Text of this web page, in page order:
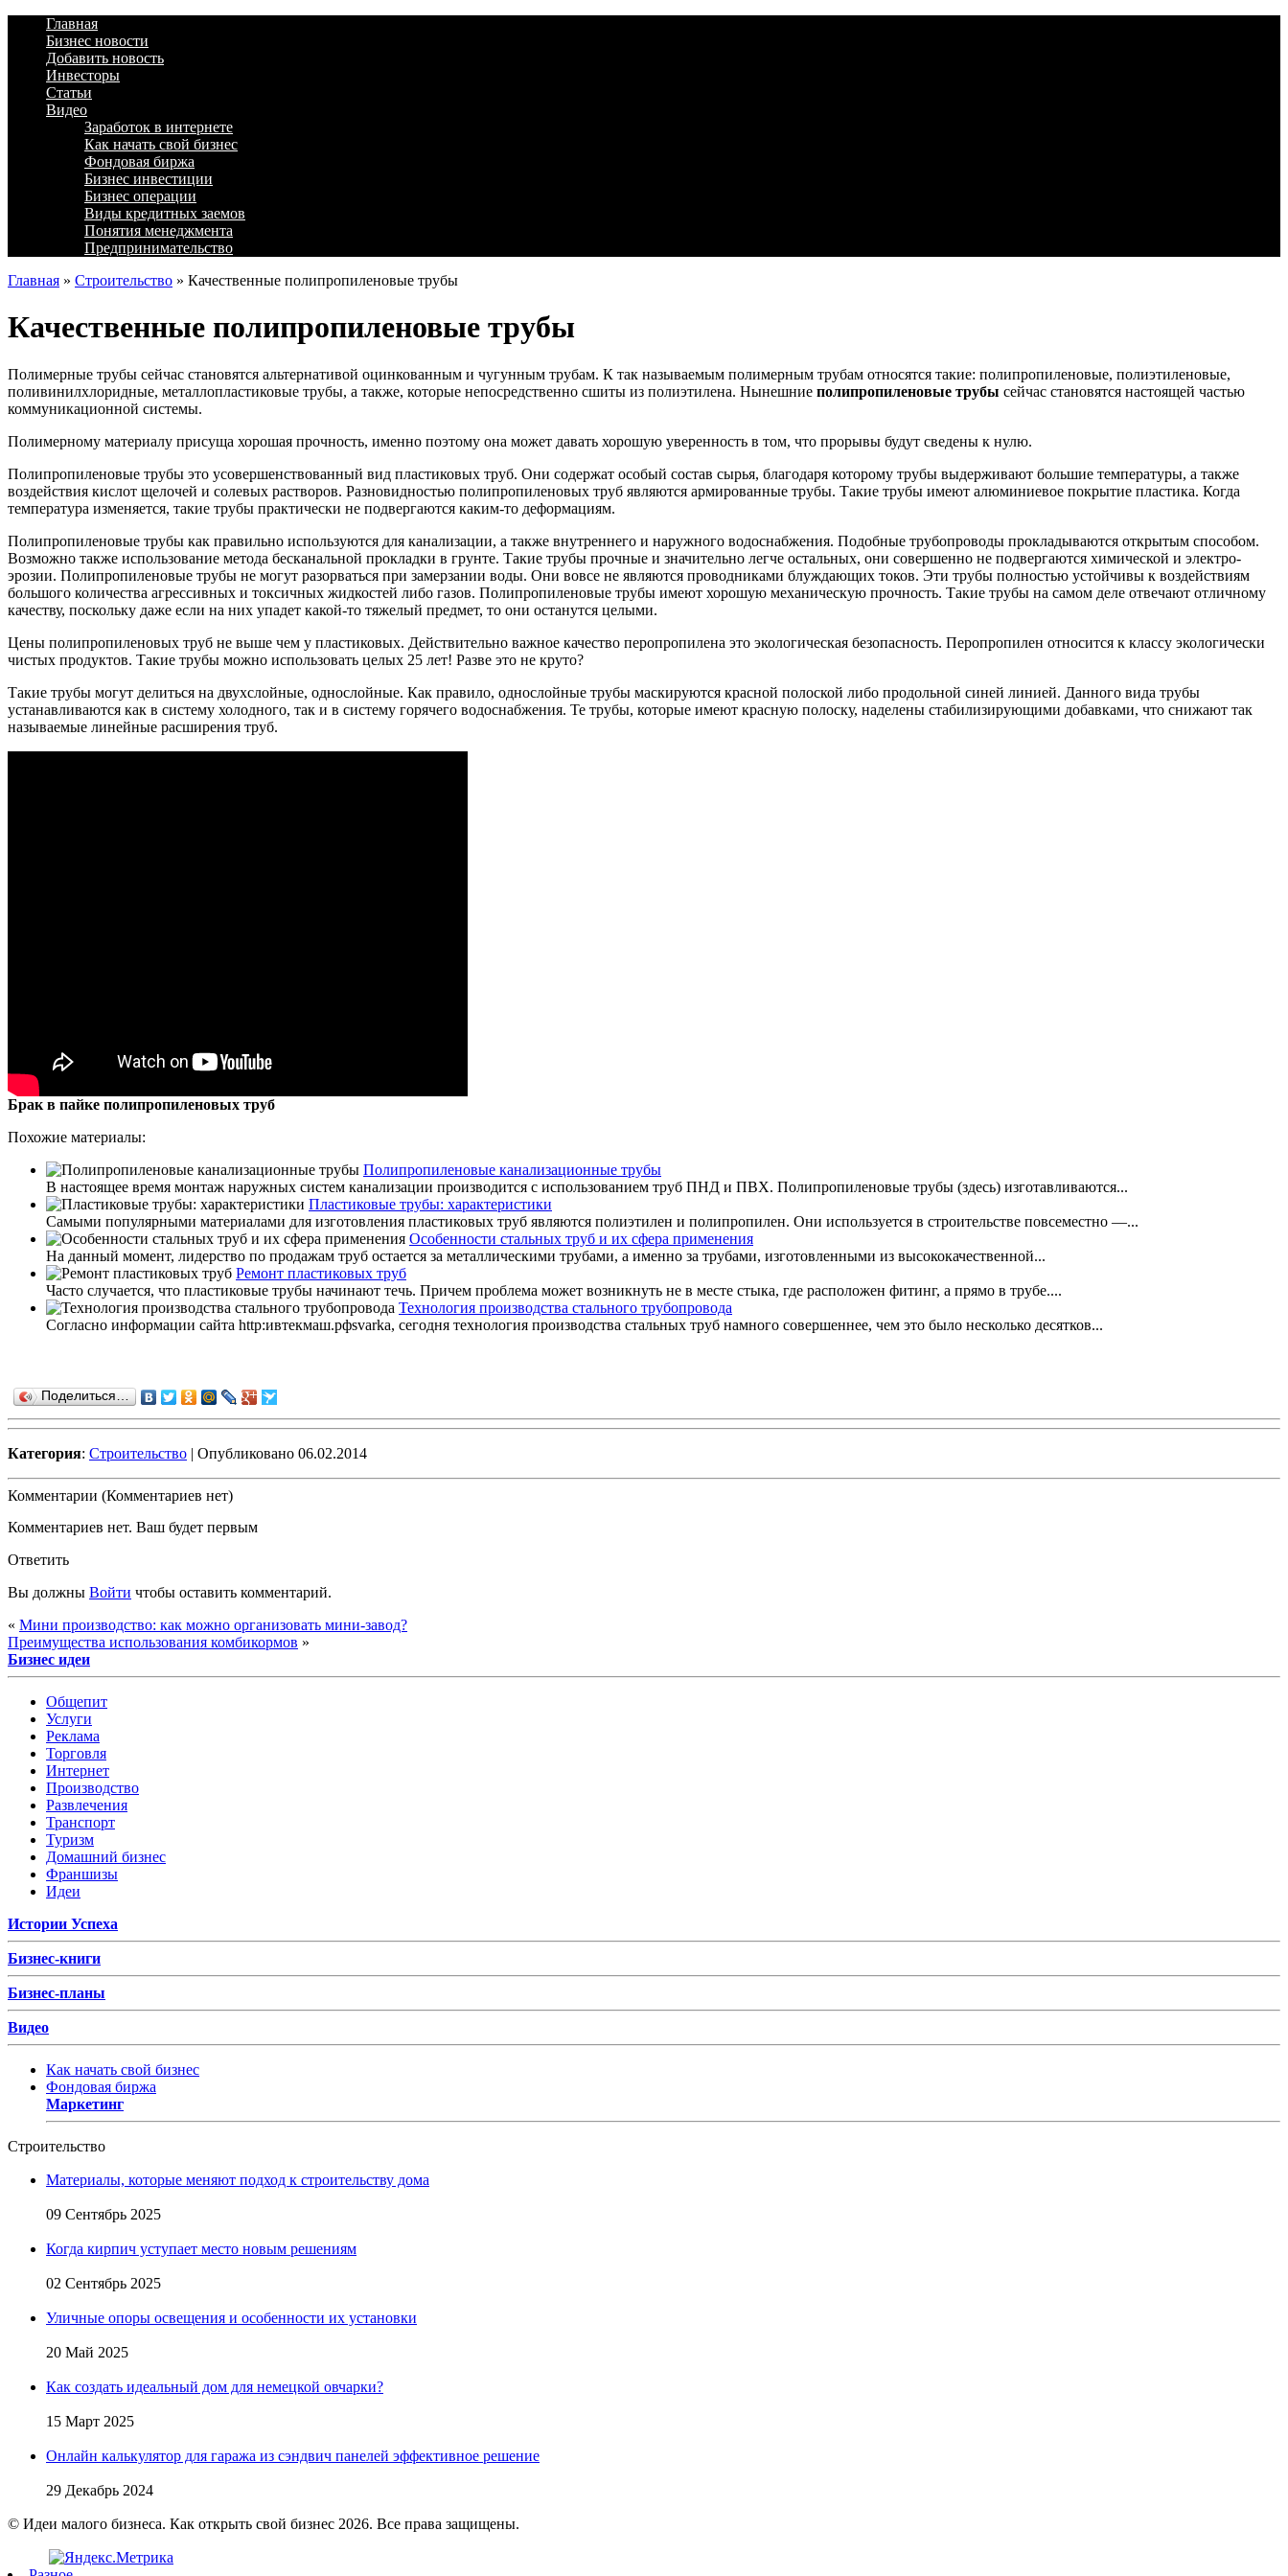
Главная
Бизнес новости
Добавить новость
Инвесторы
Статьи
Видео
Заработок в интернете
Как начать свой бизнес
Фондовая биржа
Бизнес инвестиции
Бизнес операции
Виды кредитных заемов
Понятия менеджмента
Предпринимательство
Главная » Строительство » Качественные полипропиленовые трубы
Качественные полипропиленовые трубы
Полимерные трубы сейчас становятся альтернативой оцинкованным и чугунным трубам. К так называемым полимерным трубам относятся такие: полипропиленовые, полиэтиленовые,
поливинилхлоридные, металлопластиковые трубы, а также, которые непосредственно сшиты из полиэтилена. Нынешние полипропиленовые трубы сейчас становятся настоящей частью
коммуникационной системы.
Полимерному материалу присуща хорошая прочность, именно поэтому она может давать хорошую уверенность в том, что прорывы будут сведены к нулю.
Полипропиленовые трубы это усовершенствованный вид пластиковых труб. Они содержат особый состав сырья, благодаря которому трубы выдерживают большие температуры, а также
воздействия кислот щелочей и солевых растворов. Разновидностью полипропиленовых труб являются армированные трубы. Такие трубы имеют алюминиевое покрытие пластика. Когда
температура изменяется, такие трубы практически не подвергаются каким-то деформациям.
Полипропиленовые трубы как правильно используются для канализации, а также внутреннего и наружного водоснабжения. Подобные трубопроводы прокладываются открытым способом.
Возможно также использование метода бесканальной прокладки в грунте. Такие трубы прочные и значительно легче остальных, они совершенно не подвергаются химической и электро-
эрозии. Полипропиленовые трубы не могут разорваться при замерзании воды. Они вовсе не являются проводниками блуждающих токов. Эти трубы полностью устойчивы к воздействиям
большого количества агрессивных и токсичных жидкостей либо газов. Полипропиленовые трубы имеют хорошую механическую прочность. Такие трубы на самом деле отвечают отличному
качеству, поскольку даже если на них упадет какой-то тяжелый предмет, то они останутся целыми.
Цены полипропиленовых труб не выше чем у пластиковых. Действительно важное качество перопропилена это экологическая безопасность. Перопропилен относится к классу экологически
чистых продуктов. Такие трубы можно использовать целых 25 лет! Разве это не круто?
Такие трубы могут делиться на двухслойные, однослойные. Как правило, однослойные трубы маскируются красной полоской либо продольной синей линией. Данного вида трубы
устанавливаются как в систему холодного, так и в систему горячего водоснабжения. Те трубы, которые имеют красную полоску, наделены стабилизирующими добавками, что снижают так
называемые линейные расширения труб.
Брак в пайке полипропиленовых труб
Похожие материалы:
Полипропиленовые канализационные трубы
В настоящее время монтаж наружных систем канализации производится с использованием труб ПНД и ПВХ. Полипропиленовые трубы (здесь) изготавливаются...
Пластиковые трубы: характеристики
Самыми популярными материалами для изготовления пластиковых труб являются полиэтилен и полипропилен. Они используется в строительстве повсеместно —...
Особенности стальных труб и их сфера применения
На данный момент, лидерство по продажам труб остается за металлическими трубами, а именно за трубами, изготовленными из высококачественной...
Ремонт пластиковых труб
Часто случается, что пластиковые трубы начинают течь. Причем проблема может возникнуть не в месте стыка, где расположен фитинг, а прямо в трубе....
Технология производства стального трубопровода
Согласно информации сайта http:ивтекмаш.рфsvarka, сегодня технология производства стальных труб намного совершеннее, чем это было несколько десятков...
Поделиться…
Категория: Строительство | Опубликовано 06.02.2014
Комментарии (Комментариев нет)
Комментариев нет. Ваш будет первым
Ответить
Вы должны Войти чтобы оставить комментарий.
« Мини производство: как можно организовать мини-завод?
Преимущества использования комбикормов »
Бизнес идеи
Общепит
Услуги
Реклама
Торговля
Интернет
Производство
Развлечения
Транспорт
Туризм
Домашний бизнес
Франшизы
Идеи
Истории Успеха
Бизнес-книги
Бизнес-планы
Видео
Как начать свой бизнес
Фондовая биржа
Маркетинг
Строительство
Материалы, которые меняют подход к строительству дома
09 Сентябрь 2025
Когда кирпич уступает место новым решениям
02 Сентябрь 2025
Уличные опоры освещения и особенности их установки
20 Май 2025
Как создать идеальный дом для немецкой овчарки?
15 Март 2025
Онлайн калькулятор для гаража из сэндвич панелей эффективное решение
29 Декабрь 2024
© Идеи малого бизнеса. Как открыть свой бизнес 2026. Все права защищены.